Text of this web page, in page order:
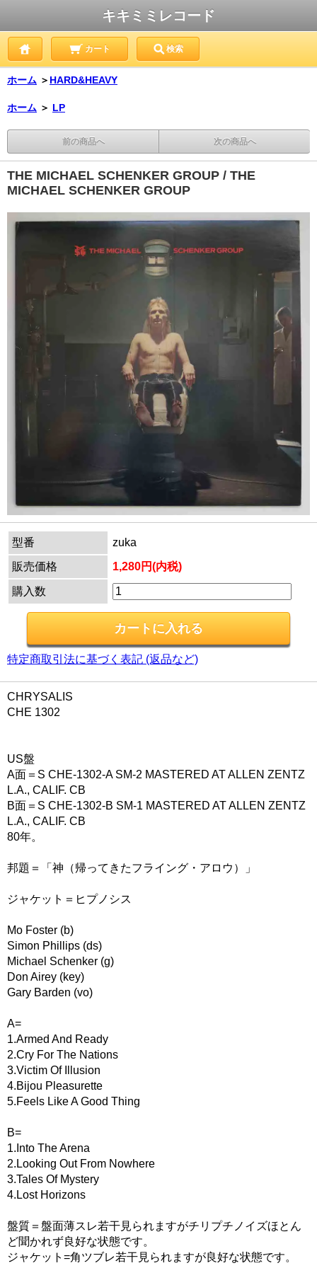
キキミミレコード
カート 検索
ホーム ＞ HARD&HEAVY
ホーム ＞ LP
前の商品へ 次の商品へ
THE MICHAEL SCHENKER GROUP / THE
MICHAEL SCHENKER GROUP
型番
zuka
販売価格
1,280円(内税)
購入数
特定商取引法に基づく表記 (返品など)
CHRYSALIS
CHE 1302
US盤
A面＝S CHE-1302-A SM-2 MASTERED AT ALLEN ZENTZ
L.A., CALIF. CB
B面＝S CHE-1302-B SM-1 MASTERED AT ALLEN ZENTZ
L.A., CALIF. CB
80年。
邦題＝「神（帰ってきたフライング・アロウ）」
ジャケット＝ヒプノシス
Mo Foster (b)
Simon Phillips (ds)
Michael Schenker (g)
Don Airey (key)
Gary Barden (vo)
A=
1.Armed And Ready
2.Cry For The Nations
3.Victim Of Illusion
4.Bijou Pleasurette
5.Feels Like A Good Thing
B=
1.Into The Arena
2.Looking Out From Nowhere
3.Tales Of Mystery
4.Lost Horizons
盤質＝盤面薄スレ若干見られますがチリプチノイズほとん
ど聞かれず良好な状態です。
ジャケット=角ツブレ若干見られますが良好な状態です。